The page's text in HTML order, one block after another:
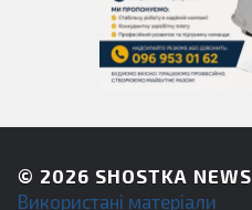
© 2026 SHOSTKA NEWS
Використані матеріали